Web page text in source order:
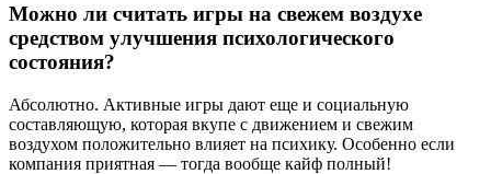
Можно ли считать игры на свежем воздухе
средством улучшения психологического
состояния?
Абсолютно. Активные игры дают еще и социальную
составляющую, которая вкупе с движением и свежим
воздухом положительно влияет на психику. Особенно если
компания приятная — тогда вообще кайф полный!